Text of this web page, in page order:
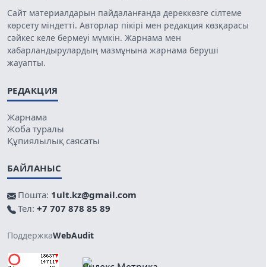
Сайт материалдарын пайдаланғанда дереккөзге сілтеме
көрсету міндетті. Авторлар пікірі мен редакция көзқарасы
сәйкес келе бермеуі мүмкін. Жарнама мен
хабарландырулардың мазмұнына жарнама беруші
жауапты.
РЕДАКЦИЯ
Жарнама
Жоба туралы
Құпиялылық саясаты
БАЙЛАНЫС
Пошта: 1ult.kz@gmail.com
Тел: +7 707 878 85 89
ПоддержкаWebAudit